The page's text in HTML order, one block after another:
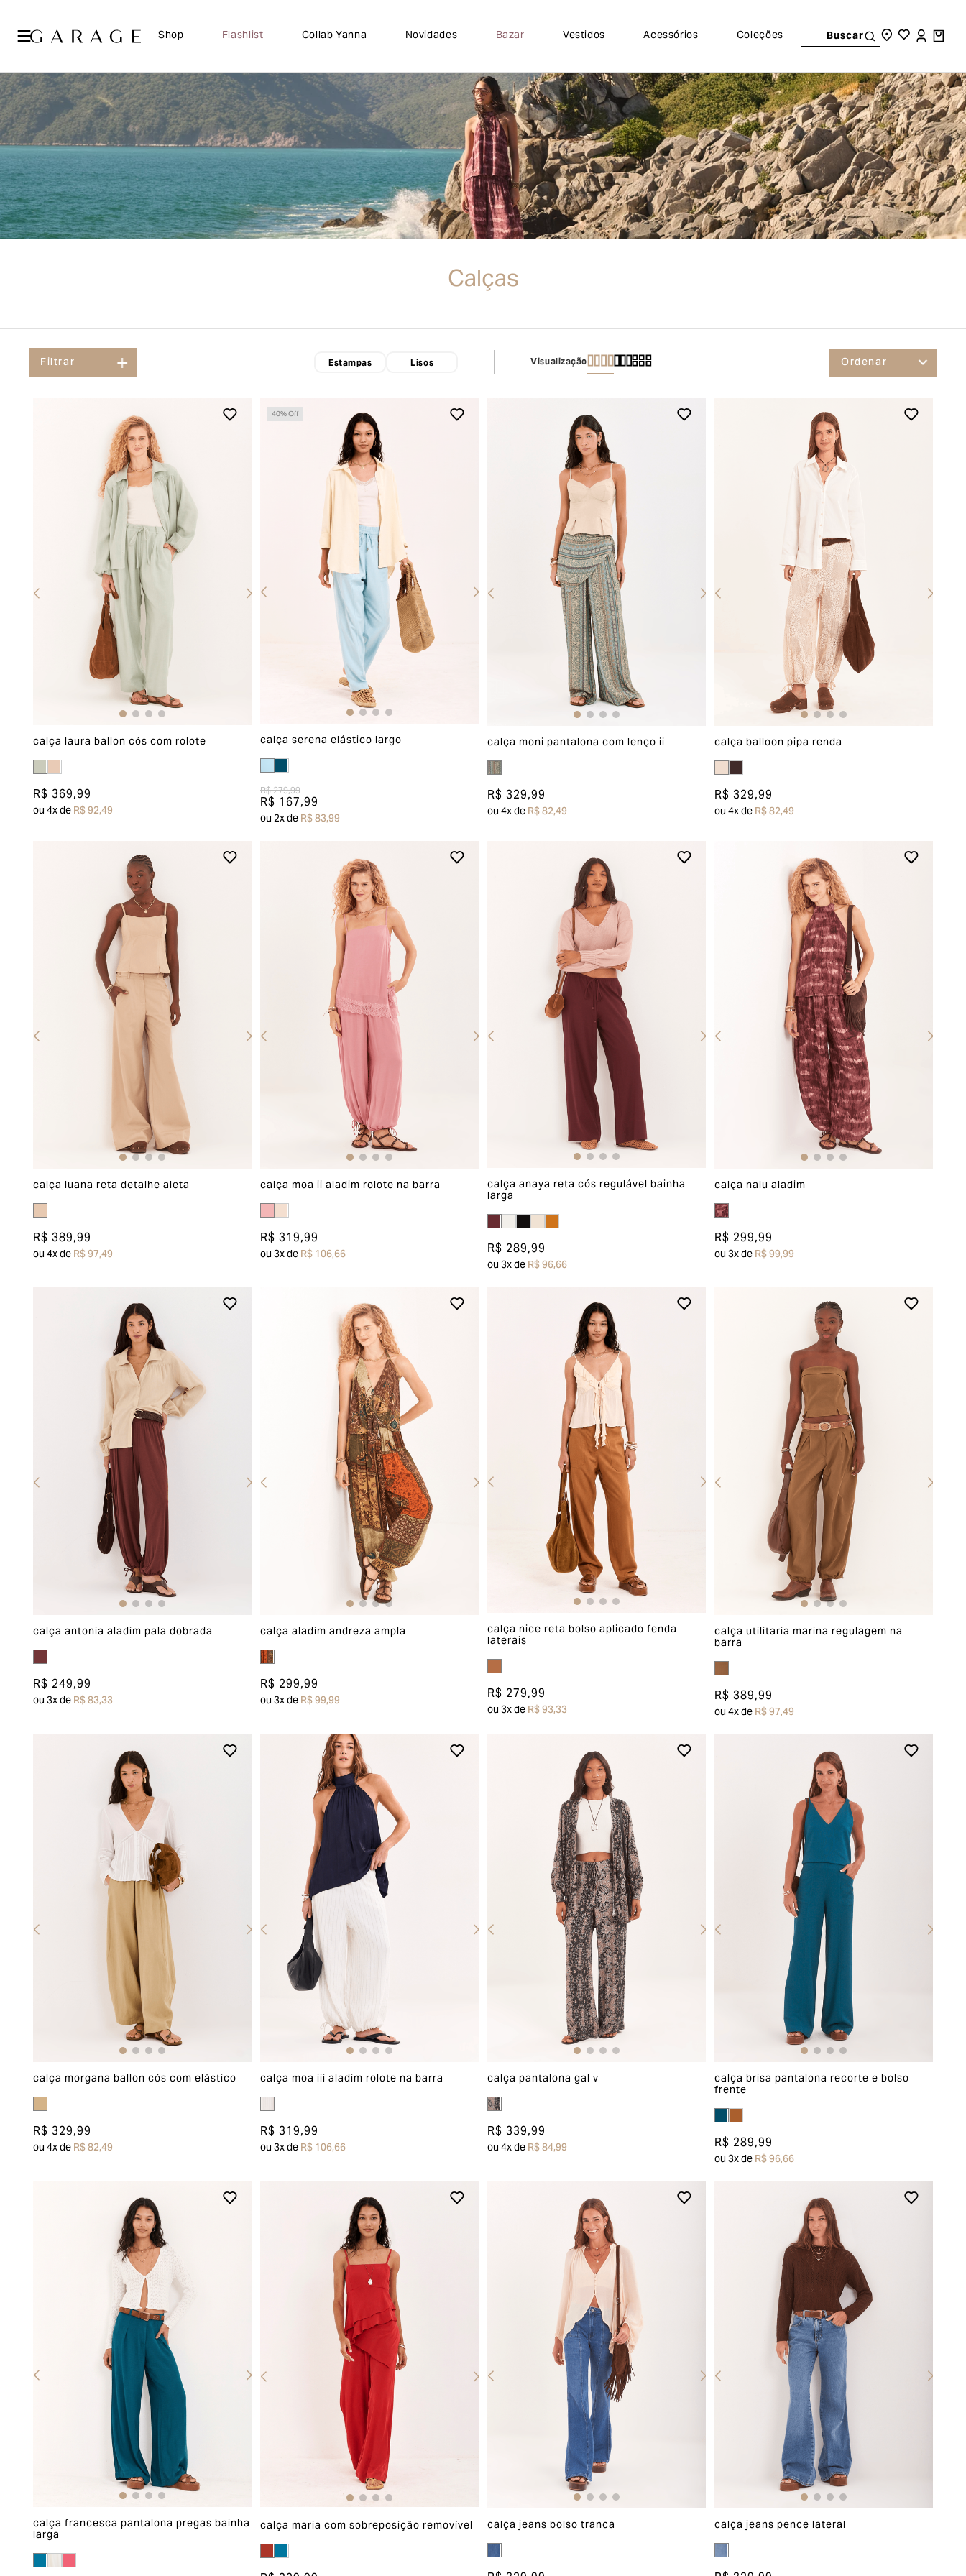
Shop Flashlist Collab Yanna Novidades Bazar Vestidos Acessórios Coleções Buscar
Calças
Filtrar Estampas Lisos Visualização
calça laura ballon cós com rolote
R$ 369,99
ou4x deR$ 92,49
calça serena elástico largo
R$ 279,99
40% Off
R$ 167,99
ou2x deR$ 83,99
calça moni pantalona com lenço ii
R$ 329,99
ou4x deR$ 82,49
calça balloon pipa renda
R$ 329,99
ou4x deR$ 82,49
calça luana reta detalhe aleta
R$ 389,99
ou4x deR$ 97,49
calça moa ii aladim rolote na barra
R$ 319,99
ou3x deR$ 106,66
calça anaya reta cós regulável bainha
larga
R$ 289,99
ou3x deR$ 96,66
calça nalu aladim
R$ 299,99
ou3x deR$ 99,99
calça antonia aladim pala dobrada
R$ 249,99
ou3x deR$ 83,33
calça aladim andreza ampla
R$ 299,99
ou3x deR$ 99,99
calça nice reta bolso aplicado fenda
laterais
R$ 279,99
ou3x deR$ 93,33
calça utilitaria marina regulagem na
barra
R$ 389,99
ou4x deR$ 97,49
calça morgana ballon cós com elástico
R$ 329,99
ou4x deR$ 82,49
calça moa iii aladim rolote na barra
R$ 319,99
ou3x deR$ 106,66
calça pantalona gal v
R$ 339,99
ou4x deR$ 84,99
calça brisa pantalona recorte e bolso
frente
R$ 289,99
ou3x deR$ 96,66
calça francesca pantalona pregas bainha
larga calça maria com sobreposição removível calça jeans bolso tranca calça jeans pence lateral